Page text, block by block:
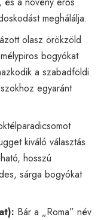
meghálálja.
olasz örökzöld
bogyókat
a szabadföldi
egyaránt
kiváló választás.
hosszú
sárga bogyókat
Bár a „Roma” név